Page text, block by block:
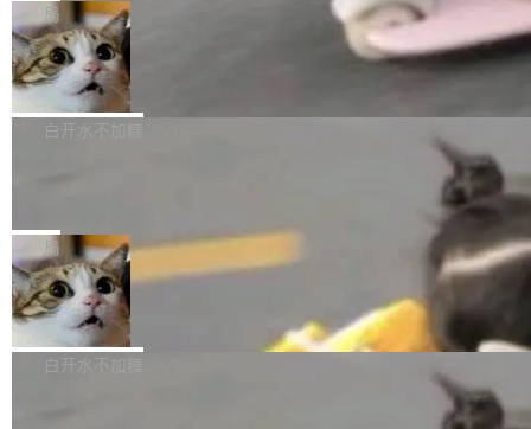
l 迁移或唤醒时，新宿主从 S3 恢复 SQLite 数据
库继续执行。存储库是持久化的唯一真相...
例如iQOO Z11i、REDMI Note 17、REDMI No
te 17 Pro、OPPO K15，要么是vivo X300 E这
样的次旗舰。 Galaxy Z Fold8 Ultra / Z Fold8 /
Z Flip8三款折叠屏新机均在7月22日发布，且全
部搭载骁龙8 Elite Gen5 for Galaxy，它们本该
个在 git commit 之间记录每一次编辑操作的版
本控制系统。目前处于 Early Access 阶段。 De
ltaDB 的核心思路直接写在 landing page 最显
眼的位置：「Software is made between com
mits」——软件是在 commit 之间写出来的。git
是把这段空隙补上。 回退到任何一次编辑：Delt
aDB 捕获 commit 之间的每一次操作，...
局
SpaceXAI 单季资本开支达 183 亿美元
根据风险投资人Tomer Tunguz 博客（VC 分
析）披露的最新分析与第二季度业绩报告，Spac
微软同期总资本开支的四成。 与亚马逊、Alpha
bet、微软以及 Meta 等传统科技巨头相比，Spa
ceXAI的资金消耗速度尤为引人瞩目。然而，支
撑庞大支出的资金来源却呈现出截然不同的面
貌。数据显示，微软和 Meta 主要依托充沛的经
白开水不加糖
一个在终端里运行的编程 agent；Muse Spark
1.2，驱动这个 agent 的新模型。一句话概括：
你可以用 curl -fsSL https://dev.meta.ai/install.
sh | bash 安装一个能在大项目里自动规划、写
代码、验证结果的 AI 终端工具。 据介绍，Muse
局
美团开源 LoHoSearch，用知识图谱校
准 AI 能力认知
机器出题的前提，是让机器拥有全局视野。整个
构建流程可以分为四个环节：建图 → 控制难度
白开水不加糖